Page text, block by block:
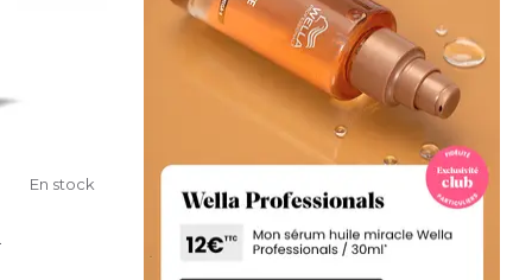
En stock